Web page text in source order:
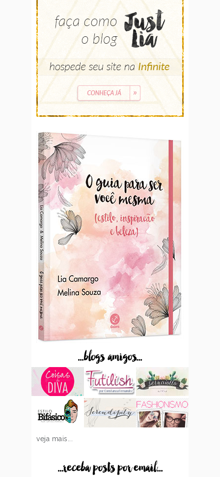
...blogs amigos...
veja mais...
...receba posts por email...